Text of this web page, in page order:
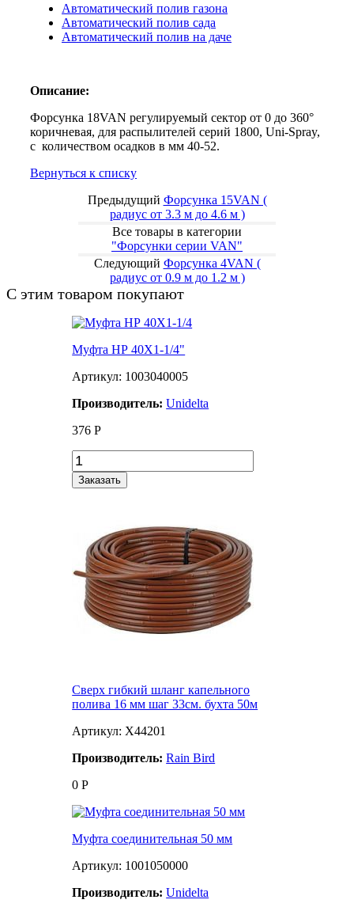
Автоматический полив газона
Автоматический полив сада
Автоматический полив на даче
Описание:
Форсунка 18VAN регулируемый сектор от 0 до 360°
коричневая, для распылителей серий 1800, Uni-Spray,
с количеством осадков в мм 40-52.
Вернуться к списку
Предыдущий Форсунка 15VAN (
радиус от 3.3 м до 4.6 м )
Все товары в категории
"Форсунки серии VAN"
Следующий Форсунка 4VAN (
радиус от 0.9 м до 1.2 м )
С этим товаром покупают
Муфта НР 40Х1-1/4"
Артикул: 1003040005
Производитель:Unidelta
376 Р
Заказать
Сверх гибкий шланг капельного
полива 16 мм шаг 33см. бухта 50м
Артикул: X44201
Производитель:Rain Bird
0 Р
Муфта соединительная 50 мм
Артикул: 1001050000
Производитель:Unidelta